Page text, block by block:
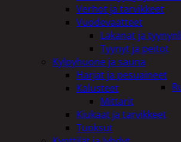
Verhot ja tarvikkeet
Vuodevaatteet
Lakanat ja
Tyynyt ja peitot
Kylpyhuone ja sauna
Harjat ja pesuaineet
Kalusteet
Mittarit
Kiukaat ja tarvikkeet
Tuoksut